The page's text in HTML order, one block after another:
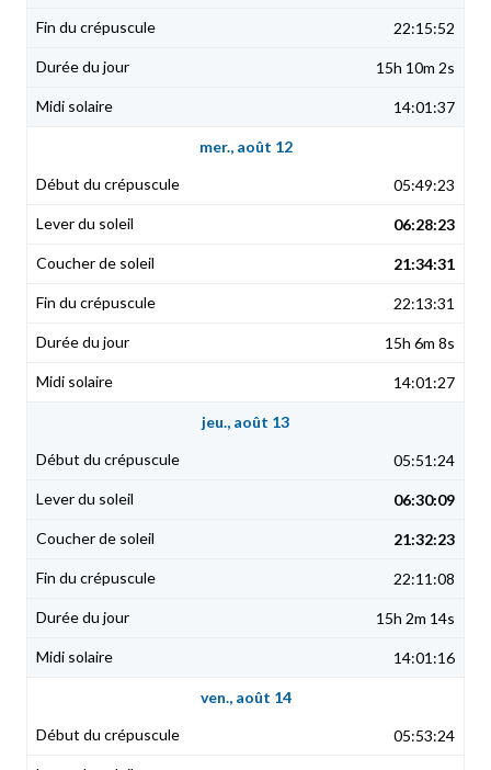
22:15:52
15h 10m 2s
14:01:37
mer., août 12
05:49:23
06:28:23
21:34:31
22:13:31
15h 6m 8s
14:01:27
jeu., août 13
05:51:24
06:30:09
21:32:23
22:11:08
15h 2m 14s
14:01:16
ven., août 14
05:53:24